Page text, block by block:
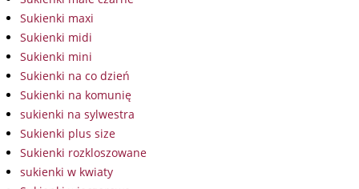
Sukienki maxi
Sukienki midi
Sukienki mini
Sukienki na co dzień
Sukienki na komunię
sukienki na sylwestra
Sukienki plus size
Sukienki rozkloszowane
sukienki w kwiaty